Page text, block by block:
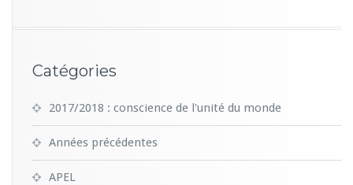
Catégories
2017/2018 : conscience de l'unité du monde
Années précédentes
APEL